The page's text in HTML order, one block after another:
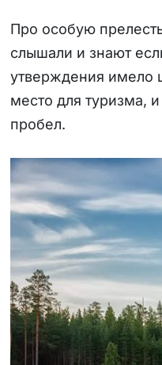
Про особую
слышали и знают
утверждения имело
место для туризма,
пробел.